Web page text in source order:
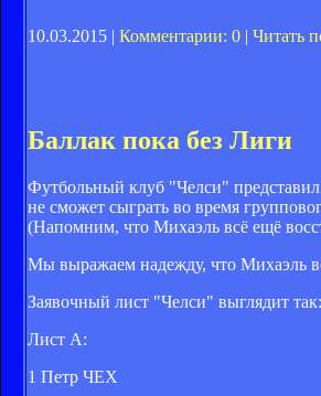
10.03.2015 | Комментарии: 0 | Читать
Баллак пока без Лиги
Футбольный клуб "Челси"
не сможет сыграть во время
(Напомним, что Михаэль всё ещё
Мы выражаем надежду, что Михаэль
Заявочный лист "Челси" выглядит так:
Лист А:
1 Петр ЧЕХ